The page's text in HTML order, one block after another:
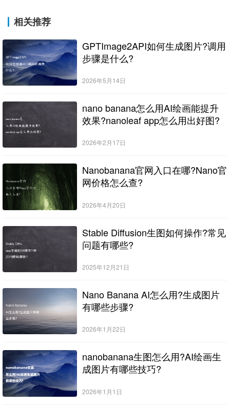
相关推荐
GPTImage2API如何生成图片?调用
步骤是什么?
2026年5月14日
nano banana怎么用AI绘画能提升
效果?nanoleaf app怎么用出好图?
2026年2月17日
Nanobanana官网入口在哪?Nano官
网价格怎么查?
2026年4月20日
Stable Diffusion生图如何操作?常见
问题有哪些?
2025年12月21日
Nano Banana AI怎么用?生成图片
有哪些步骤?
2026年1月22日
nanobanana生图怎么用?AI绘画生
成图片有哪些技巧?
2026年1月1日